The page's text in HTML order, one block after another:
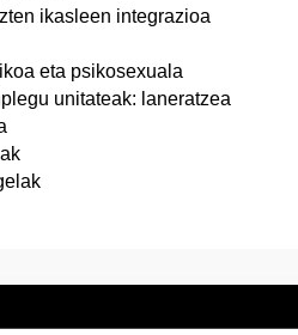
ikasleen integrazioa
eta psikosexuala
unitateak: laneratzea